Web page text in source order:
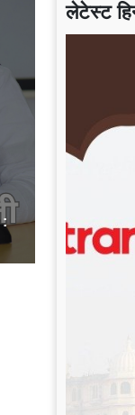
:
लेटेस्ट